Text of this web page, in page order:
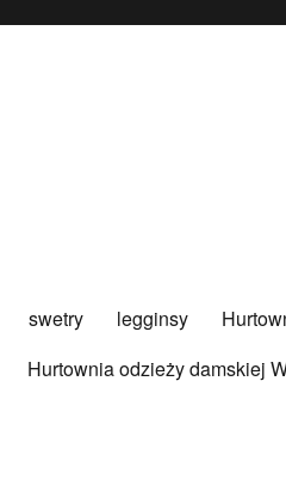
swetry legginsy
Hurtownia odzieży damskiej